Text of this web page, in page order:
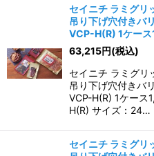
セイニチ ラミグリ
吊り下げ穴付きバ
VCP-H(R) 1ケー
63,215円(税込)
セイニチ ラミグリ
吊り下げ穴付きバ
VCP-H(R) 1ケー
H(R) サイズ：24…
セイニチ ラミグリ